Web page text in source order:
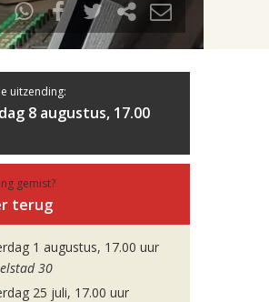
uitzending:
8 augustus, 17.00
gemist?
terug
1 augustus, 17.00 uur
30
25 juli, 17.00 uur